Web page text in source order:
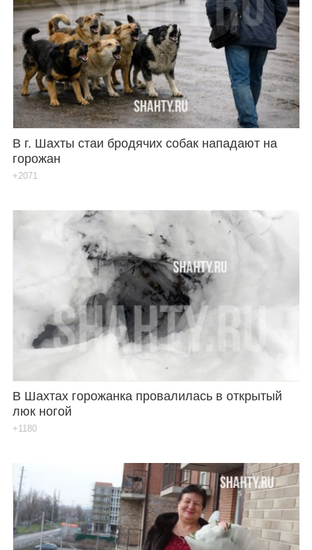
В г. Шахты стаи бродячих собак нападают на
горожан
+2071
В Шахтах горожанка провалилась в открытый
люк ногой
+1180